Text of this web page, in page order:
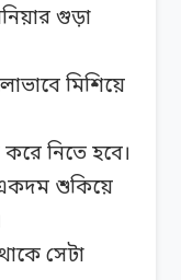
গুড়া
মিশিয়ে
নিতে হবে।
শুকিয়ে
সেটা